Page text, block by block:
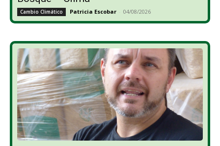
Cambio Climático Patricia Escobar - 04/08/2026